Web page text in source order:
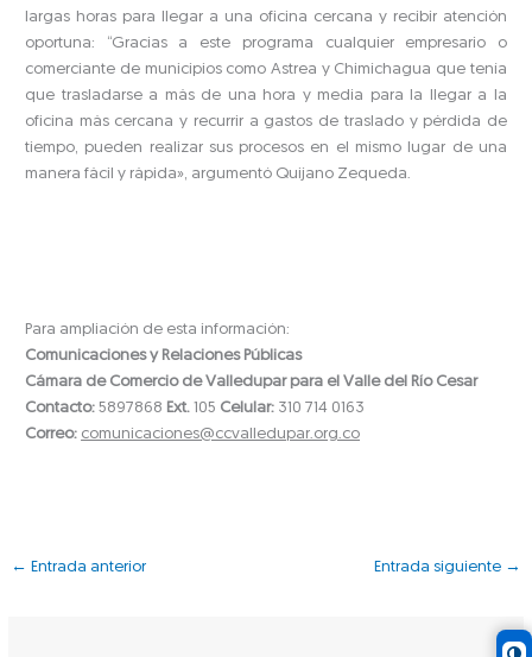
largas horas para llegar a una oficina cercana y recibir atención
oportuna: “Gracias a este programa cualquier empresario o
comerciante de municipios como Astrea y Chimichagua que tenía
que trasladarse a más de una hora y media para la llegar a la
oficina más cercana y recurrir a gastos de traslado y pérdida de
tiempo, pueden realizar sus procesos en el mismo lugar de una
manera fácil y rápida», argumentó Quijano Zequeda.
Para ampliación de esta información:
Comunicaciones y Relaciones Públicas
Cámara de Comercio de Valledupar para el Valle del Río Cesar
Contacto: 5897868 Ext. 105 Celular: 310 714 0163
Correo: comunicaciones@ccvalledupar.org.co
← Entrada anterior Entrada siguiente →